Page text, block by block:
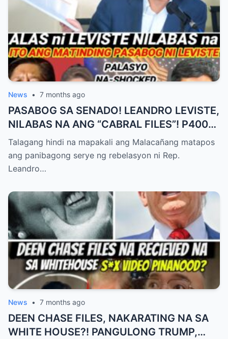
News • 7 months ago
PASABOG SA SENADO! LEANDRO LEVISTE,
NILABAS NA ANG “CABRAL FILES”! P400-
BILYONG ANOMALYA SA DPWH,
NABUNYAG!
Talagang hindi na mapakali ang Malacañang matapos
ang panibagong serye ng rebelasyon ni Rep.
Leandro…
News • 7 months ago
DEEN CHASE FILES, NAKARATING NA SA
WHITE HOUSE?! PANGULONG TRUMP,